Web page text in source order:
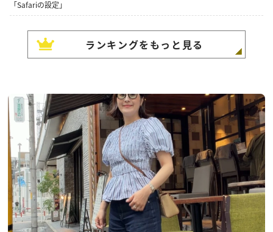
「Safariの設定」
ランキングをもっと見る